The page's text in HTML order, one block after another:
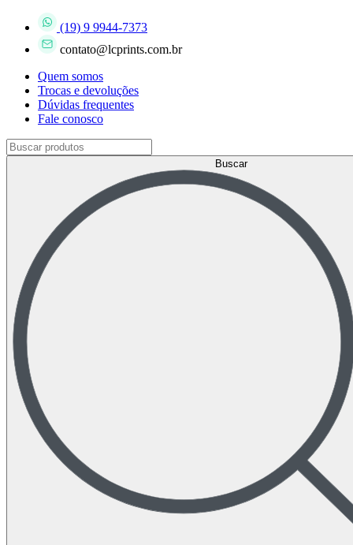
(19) 9 9944-7373
contato@lcprints.com.br
Quem somos
Trocas e devoluções
Dúvidas frequentes
Fale conosco
Buscar